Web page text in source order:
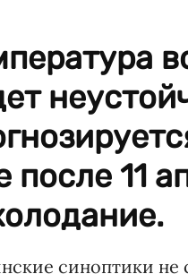
после 11
синоптики не